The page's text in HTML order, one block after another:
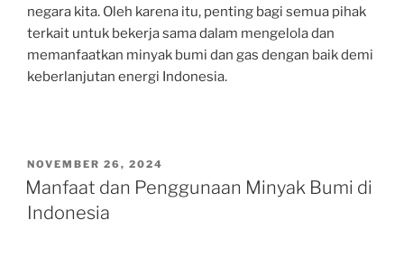
negara kita. Oleh karena itu, penting bagi semua pihak
terkait untuk bekerja sama dalam mengelola dan
memanfaatkan minyak bumi dan gas dengan baik demi
keberlanjutan energi Indonesia.
POSTED
ON
NOVEMBER 26, 2024
Manfaat dan Penggunaan Minyak Bumi di
Indonesia